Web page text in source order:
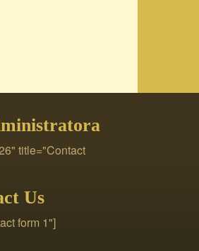
title="Contact
Us
form 1"]